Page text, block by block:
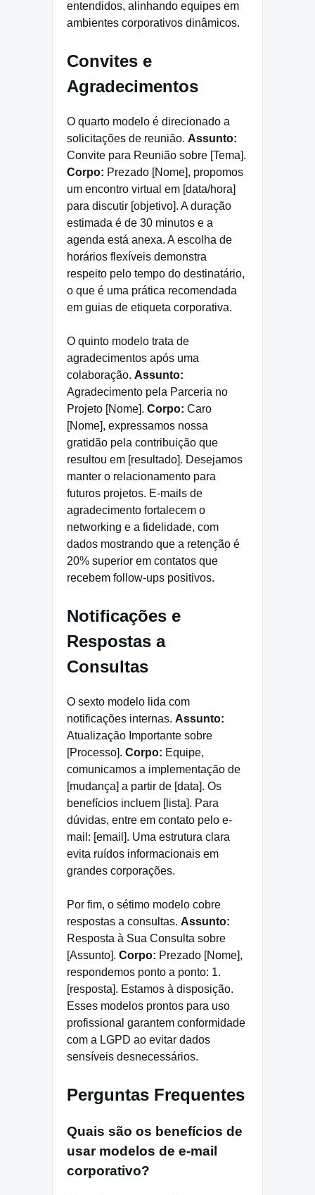
entendidos, alinhando equipes em
ambientes corporativos dinâmicos.
Convites e
Agradecimentos
O quarto modelo é direcionado a
solicitações de reunião. Assunto:
Convite para Reunião sobre [Tema].
Corpo: Prezado [Nome], propomos
um encontro virtual em [data/hora]
para discutir [objetivo]. A duração
estimada é de 30 minutos e a
agenda está anexa. A escolha de
horários flexíveis demonstra
respeito pelo tempo do destinatário,
o que é uma prática recomendada
em guias de etiqueta corporativa.
O quinto modelo trata de
agradecimentos após uma
colaboração. Assunto:
Agradecimento pela Parceria no
Projeto [Nome]. Corpo: Caro
[Nome], expressamos nossa
gratidão pela contribuição que
resultou em [resultado]. Desejamos
manter o relacionamento para
futuros projetos. E-mails de
agradecimento fortalecem o
networking e a fidelidade, com
dados mostrando que a retenção é
20% superior em contatos que
recebem follow-ups positivos.
Notificações e
Respostas a
Consultas
O sexto modelo lida com
notificações internas. Assunto:
Atualização Importante sobre
[Processo]. Corpo: Equipe,
comunicamos a implementação de
[mudança] a partir de [data]. Os
benefícios incluem [lista]. Para
dúvidas, entre em contato pelo e-
mail: [email]. Uma estrutura clara
evita ruídos informacionais em
grandes corporações.
Por fim, o sétimo modelo cobre
respostas a consultas. Assunto:
Resposta à Sua Consulta sobre
[Assunto]. Corpo: Prezado [Nome],
respondemos ponto a ponto: 1.
[resposta]. Estamos à disposição.
Esses modelos prontos para uso
profissional garantem conformidade
com a LGPD ao evitar dados
sensíveis desnecessários.
Perguntas Frequentes
Quais são os benefícios de
usar modelos de e-mail
corporativo?